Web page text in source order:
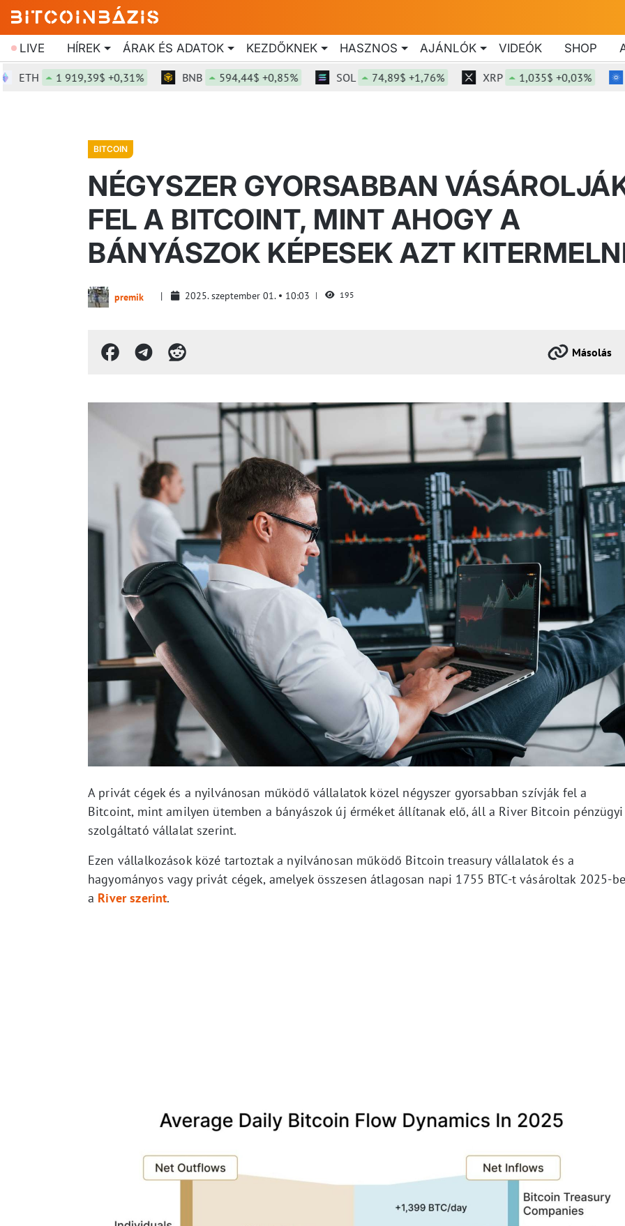
LIVE HÍREK ÁRAK ÉS ADATOK KEZDŐKNEK HASZNOS AJÁNLÓK VIDEÓK SHOP
1 919,39$ +0,31% BNB 594,44$ +0,85% SOL 74,89$ +1,76% XRP 1,035$ +0,03% ADA
BITCOIN
NÉGYSZER GYORSABBAN
FEL A BITCOINT, MINT AHOGY A
BÁNYÁSZOK KÉPESEK AZT
premik 2025. szeptember 01. 10:03 195
Másolás
A privát cégek és a nyilvánosan működő vállalatok közel négyszer gyorsabban szívják fel a
Bitcoint, mint amilyen ütemben a bányászok új érméket állítanak elő, áll a River Bitcoin pénzügyi
szolgáltató vállalat szerint.
Ezen vállalkozások közé tartoztak a nyilvánosan működő Bitcoin treasury vállalatok és a
hagyományos vagy privát cégek, amelyek összesen átlagosan napi 1755 BTC-t vásároltak 2025-
a River szerint.